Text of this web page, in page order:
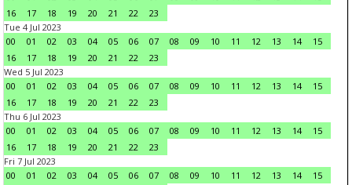
16
17 18 19 20 21 22
23
Tue 4 Jul 2023
00
01 02 03 04 05 06 07 08 09 10 11 12 13 14
15
16
17 18 19 20 21 22
23
Wed 5 Jul 2023
00
01 02 03 04 05 06 07 08 09 10 11 12 13 14
15
16
17 18 19 20 21 22
23
Thu 6 Jul 2023
00
01 02 03 04 05 06 07 08 09 10 11 12 13 14
15
16
17 18 19 20 21 22
23
Fri 7 Jul 2023
00
01 02 03 04 05 06 07 08 09 10 11 12 13 14
15